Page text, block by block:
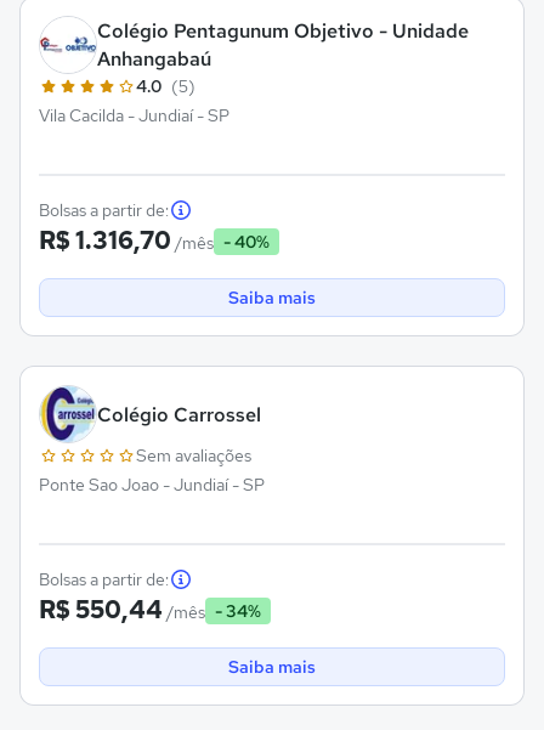
Colégio Pentagunum Objetivo - Unidade
Anhangabaú
4.0 (5)
Vila Cacilda - Jundiaí - SP
Bolsas a partir de:
R$ 1.316,70 /mês - 40%
Saiba mais
Colégio Carrossel
Sem avaliações
Ponte Sao Joao - Jundiaí - SP
Bolsas a partir de:
R$ 550,44 /mês - 34%
Saiba mais